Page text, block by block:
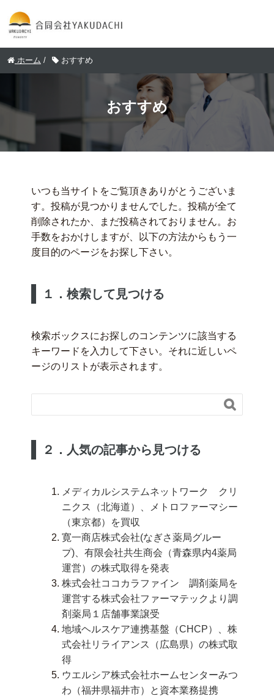
ホーム / おすすめ
おすすめ
いつも当サイトをご覧頂きありがとうございま
す。投稿が見つかりませんでした。投稿が全て
削除されたか、まだ投稿されておりません。お
手数をおかけしますが、以下の方法からもう一
度目的のページをお探し下さい。
１．検索して見つける
検索ボックスにお探しのコンテンツに該当する
キーワードを入力して下さい。それに近しいペ
ージのリストが表示されます。

２．人気の記事から見つける
メディカルシステムネットワーク クリ
ニクス（北海道）、メトロファーマシー
（東京都）を買収
寛一商店株式会社(なぎさ薬局グルー
プ)、有限会社共生商会（青森県内4薬局
運営）の株式取得を発表
株式会社ココカラファイン 調剤薬局を
運営する株式会社ファーマテックより調
剤薬局１店舗事業譲受
地域ヘルスケア連携基盤（CHCP）、株
式会社リライアンス（広島県）の株式取
得
ウエルシア株式会社ホームセンターみつ
わ（福井県福井市）と資本業務提携